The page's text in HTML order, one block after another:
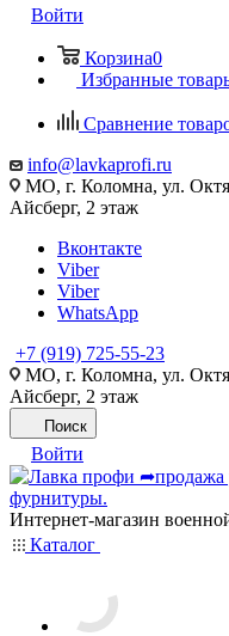
Войти
Корзина0
Избранные
Сравнение
info@lavkaprofi.ru
МО, г. Коломна, ул.
Айсберг, 2 этаж
Вконтакте
Viber
Viber
WhatsApp
+7 (919) 725-55-23
МО, г. Коломна, ул.
Айсберг, 2 этаж
Поиск
Войти
Интернет-магазин
Каталог